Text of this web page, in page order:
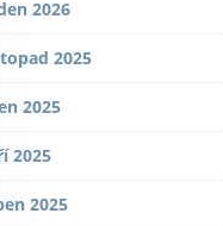
2026
2025
2025
2025
2025